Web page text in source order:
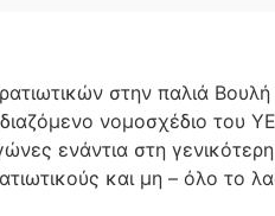
στην παλιά
νομοσχέδιο του
ενάντια στη γενικότερη
και μη – όλο το